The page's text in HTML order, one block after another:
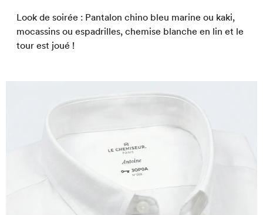
Look de soirée : Pantalon chino bleu marine ou kaki,
mocassins ou espadrilles, chemise blanche en lin et le
tour est joué !